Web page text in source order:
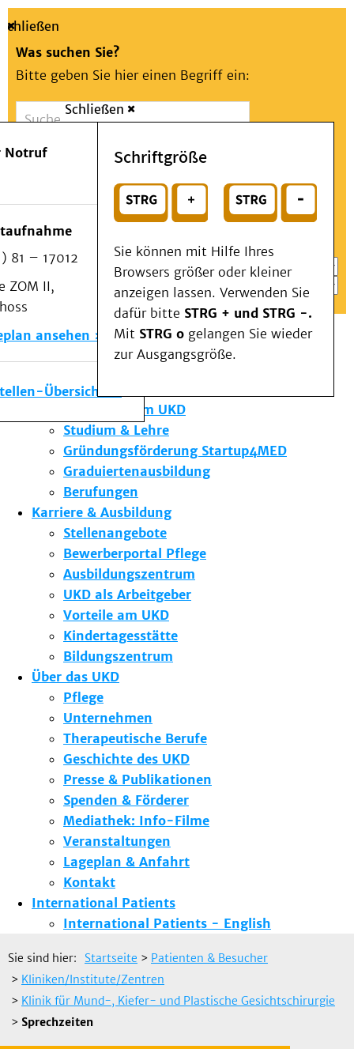
Suche
Schließen
Was suchen Sie?
Bitte geben Sie hier einen Begriff ein:
Suchen
oder
Wählen Sie ein Thema für Ihren Schnelleinstieg
Notfall
Schließen
Notruf
81 – 17012
ZOM II,
ansehen
Übersicht
Schriftgröße
Sie können mit Hilfe Ihres
Browsers größer oder kleiner
anzeigen lassen. Verwenden Sie
dafür bitte STRG + und STRG -.
Mit STRG o gelangen Sie wieder
zur Ausgangsgröße.
Menü
Patienten & Besucher
Kliniken/Institute/Zentren
Als Patient am UKD
Beratung und Unterstützung
Veranstaltungen
Kommunikation im Medizinwesen (KIM)
Notfall
Forschung & Lehre
Die Institute des UKD
Forschung am UKD
Studium & Lehre
Gründungsförderung Startup4MED
Graduiertenausbildung
Berufungen
Karriere & Ausbildung
Stellenangebote
Bewerberportal Pflege
Ausbildungszentrum
UKD als Arbeitgeber
Vorteile am UKD
Kindertagesstätte
Bildungszentrum
Über das UKD
Pflege
Unternehmen
Therapeutische Berufe
Geschichte des UKD
Presse & Publikationen
Spenden & Förderer
Mediathek: Info-Filme
Veranstaltungen
Lageplan & Anfahrt
Kontakt
International Patients
International Patients - English
Sie sind hier: Startseite > Patienten & Besucher
> Kliniken/Institute/Zentren
> Klinik für Mund-, Kiefer- und Plastische Gesichtschirurgie
> Sprechzeiten